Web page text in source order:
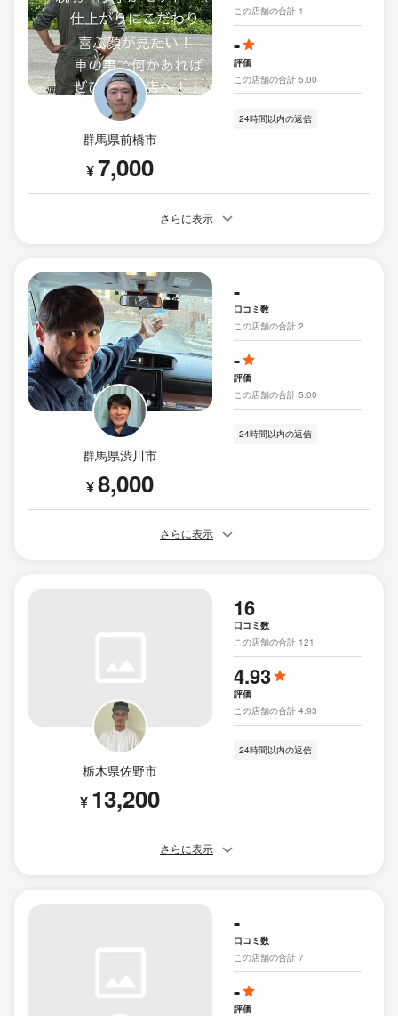
群馬県前橋市
¥7,000
この店舗の合計 1
-
評価
この店舗の合計 5.00
24時間以内の返信
さらに表示
群馬県渋川市
¥8,000
-
口コミ数
この店舗の合計 2
-
評価
この店舗の合計 5.00
24時間以内の返信
さらに表示
栃木県佐野市
¥ 13,200
16
口コミ数
この店舗の合計 121
4.93
評価
この店舗の合計 4.93
24時間以内の返信
さらに表示
-
口コミ数
この店舗の合計 7
-
評価